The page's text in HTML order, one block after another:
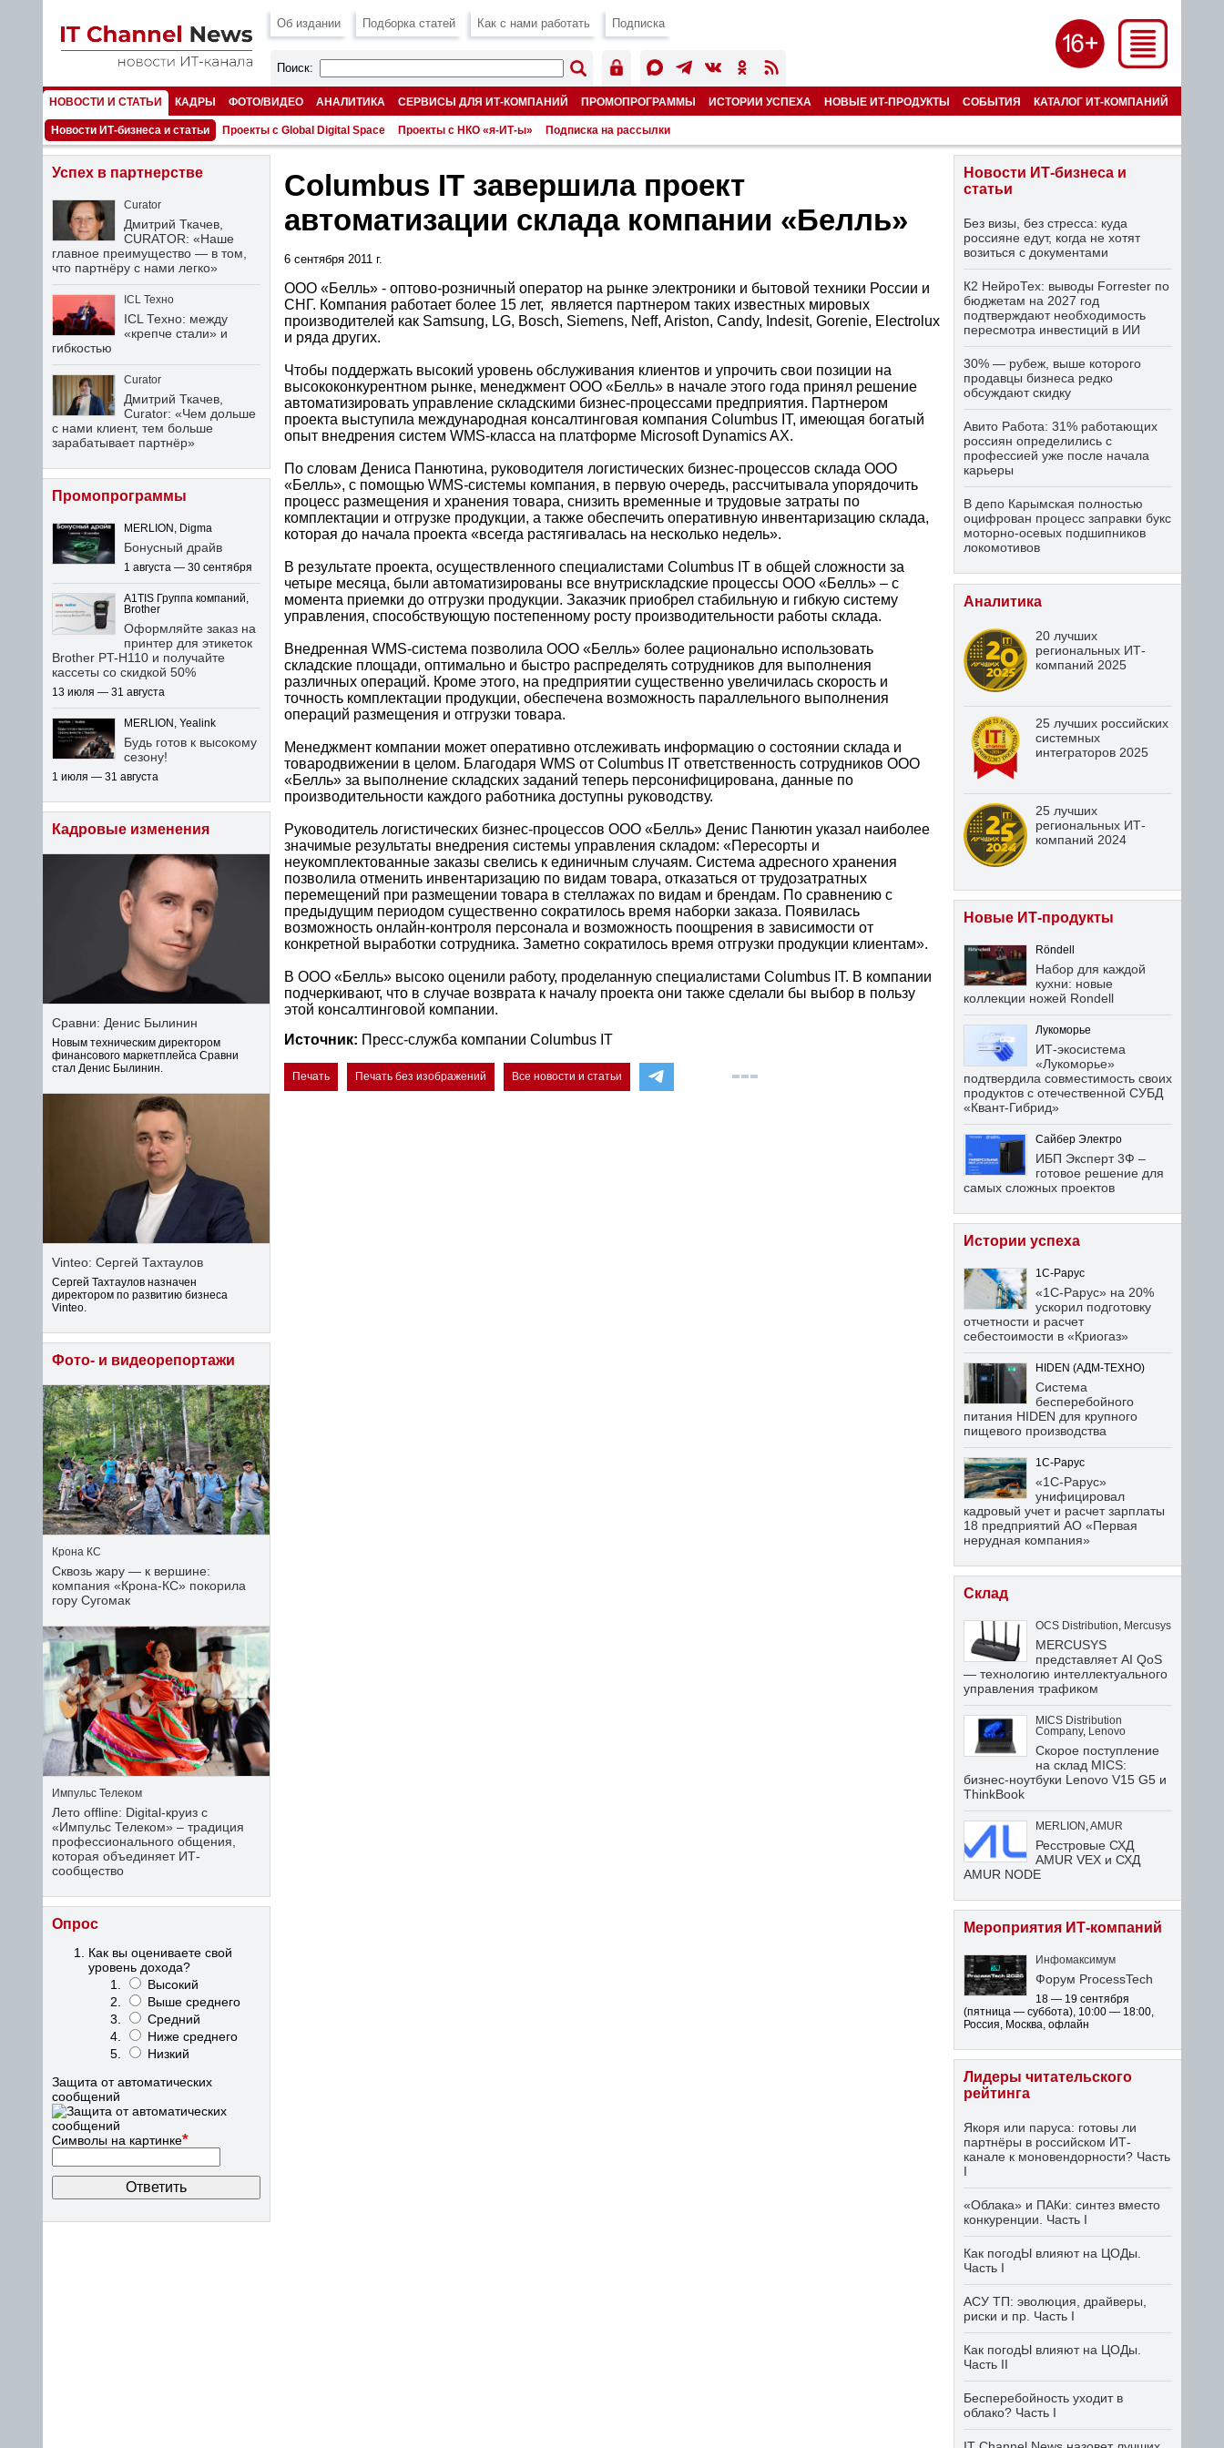
Об издании Подборка статей Как с нами работать Подписка
Поиск:
НОВОСТИ И СТАТЬИ КАДРЫ ФОТО/ВИДЕО АНАЛИТИКА СЕРВИСЫ ДЛЯ ИТ-КОМПАНИЙ ПРОМОПРОГРАММЫ ИСТОРИИ УСПЕХА НОВЫЕ ИТ-ПРОДУКТЫ СОБЫТИЯ КАТАЛОГ ИТ-КОМПАНИЙ
НОМЕРА
Новости ИТ-бизнеса и статьи Проекты с Global Digital Space Проекты с НКО «я-ИТ-ы» Подписка на рассылки
Columbus IT завершила проект
автоматизации склада компании «Белль»
6 сентября 2011 г.
ООО «Белль» - оптово-розничный оператор на рынке электроники и бытовой техники России и
СНГ. Компания работает более 15 лет, является партнером таких известных мировых
производителей как Samsung, LG, Bosch, Siemens, Neff, Ariston, Candy, Indesit, Gorenie, Electrolux
и ряда других.
Чтобы поддержать высокий уровень обслуживания клиентов и упрочить свои позиции на
высококонкурентном рынке, менеджмент ООО «Белль» в начале этого года принял решение
автоматизировать управление складскими бизнес-процессами предприятия. Партнером
проекта выступила международная консалтинговая компания Columbus IT, имеющая богатый
опыт внедрения систем WMS-класса на платформе Microsoft Dynamics AX.
По словам Дениса Панютина, руководителя логистических бизнес-процессов склада ООО
«Белль», с помощью WMS-системы компания, в первую очередь, рассчитывала упорядочить
процесс размещения и хранения товара, снизить временные и трудовые затраты по
комплектации и отгрузке продукции, а также обеспечить оперативную инвентаризацию склада,
которая до начала проекта «всегда растягивалась на несколько недель».
В результате проекта, осуществленного специалистами Columbus IT в общей сложности за
четыре месяца, были автоматизированы все внутрискладские процессы ООО «Белль» – с
момента приемки до отгрузки продукции. Заказчик приобрел стабильную и гибкую систему
управления, способствующую постепенному росту производительности работы склада.
Внедренная WMS-система позволила ООО «Белль» более рационально использовать
складские площади, оптимально и быстро распределять сотрудников для выполнения
различных операций. Кроме этого, на предприятии существенно увеличилась скорость и
точность комплектации продукции, обеспечена возможность параллельного выполнения
операций размещения и отгрузки товара.
Менеджмент компании может оперативно отслеживать информацию о состоянии склада и
товародвижении в целом. Благодаря WMS от Columbus IT ответственность сотрудников ООО
«Белль» за выполнение складских заданий теперь персонифицирована, данные по
производительности каждого работника доступны руководству.
Руководитель логистических бизнес-процессов ООО «Белль» Денис Панютин указал наиболее
значимые результаты внедрения системы управления складом: «Пересорты и
неукомплектованные заказы свелись к единичным случаям. Система адресного хранения
позволила отменить инвентаризацию по видам товара, отказаться от трудозатратных
перемещений при размещении товара в стеллажах по видам и брендам. По сравнению с
предыдущим периодом существенно сократилось время наборки заказа. Появилась
возможность онлайн-контроля персонала и возможность поощрения в зависимости от
конкретной выработки сотрудника. Заметно сократилось время отгрузки продукции клиентам».
В ООО «Белль» высоко оценили работу, проделанную специалистами Columbus IT. В компании
подчеркивают, что в случае возврата к началу проекта они также сделали бы выбор в пользу
этой консалтинговой компании.
Источник: Пресс-служба компании Columbus IT
Печать Печать без изображений Все новости и статьи
Успех в партнерстве
Curator
Дмитрий Ткачев,
CURATOR: «Наше
главное преимущество — в том,
что партнёру с нами легко»
ICL Техно
ICL Техно: между
«крепче стали» и
гибкостью
Curator
Дмитрий Ткачев,
Curator: «Чем дольше
с нами клиент, тем больше
зарабатывает партнёр»
Промопрограммы
MERLION, Digma
Бонусный драйв
1 августа — 30 сентября
A1TIS Группа компаний,
Brother
Оформляйте заказ на
принтер для этикеток
Brother PT-H110 и получайте
кассеты со скидкой 50%
13 июля — 31 августа
MERLION, Yealink
Будь готов к высокому
сезону!
1 июля — 31 августа
Кадровые изменения
Сравни: Денис Былинин
Новым техническим директором
финансового маркетплейса Сравни
стал Денис Былинин.
Vinteo: Сергей Тахтаулов
Сергей Тахтаулов назначен
директором по развитию бизнеса
Vinteo.
Фото- и видеорепортажи
Крона КС
Сквозь жару — к вершине:
компания «Крона‑КС» покорила
гору Сугомак
Импульс Телеком
Лето offline: Digital-круиз с
«Импульс Телеком» – традиция
профессионального общения,
которая объединяет ИТ-
сообщество
Опрос
Как вы оцениваете свой
уровень дохода?
Высокий
Выше среднего
Средний
Ниже среднего
Низкий
Защита от автоматических
сообщений
Символы на картинке*
Новости ИТ-бизнеса и
статьи
Без визы, без стресса: куда
россияне едут, когда не хотят
возиться с документами
К2 НейроТех: выводы Forrester по
бюджетам на 2027 год
подтверждают необходимость
пересмотра инвестиций в ИИ
30% — рубеж, выше которого
продавцы бизнеса редко
обсуждают скидку
Авито Работа: 31% работающих
россиян определились с
профессией уже после начала
карьеры
В депо Карымская полностью
оцифрован процесс заправки букс
моторно-осевых подшипников
локомотивов
Аналитика
20 лучших
региональных ИТ-
компаний 2025
25 лучших российских
системных
интеграторов 2025
25 лучших
региональных ИТ-
компаний 2024
Новые ИТ-продукты
Röndell
Набор для каждой
кухни: новые
коллекции ножей Rondell
Лукоморье
ИТ-экосистема
«Лукоморье»
подтвердила совместимость своих
продуктов с отечественной СУБД
«Квант-Гибрид»
Сайбер Электро
ИБП Эксперт 3Ф –
готовое решение для
самых сложных проектов
Истории успеха
1С-Рарус
«1С-Рарус» на 20%
ускорил подготовку
отчетности и расчет
себестоимости в «Криогаз»
HIDEN (АДМ-ТЕХНО)
Система
бесперебойного
питания HIDEN для крупного
пищевого производства
1С-Рарус
«1С-Рарус»
унифицировал
кадровый учет и расчет зарплаты
18 предприятий АО «Первая
нерудная компания»
Склад
OCS Distribution Mercusys
MERCUSYS
представляет AI QoS
— технологию интеллектуального
управления трафиком
MICS Distribution
Company, Lenovo
Скорое поступление
на склад MICS:
бизнес-ноутбуки Lenovo V15 G5 и
ThinkBook
MERLION AMUR
Ресстровые СХД
AMUR VEX и СХД
AMUR NODE
Мероприятия ИТ-компаний
Инфомаксимум
Форум ProcessTech
18 — 19 сентября
(пятница — суббота), 10:00 — 18:00,
Россия, Москва, офлайн
Лидеры читательского
рейтинга
Якоря или паруса: готовы ли
партнёры в российском ИТ-
канале к моновендорности? Часть
I
«Облака» и ПАКи: синтез вместо
конкуренции. Часть I
Как погодЫ влияют на ЦОДы.
Часть I
АСУ ТП: эволюция, драйверы,
риски и пр. Часть I
Как погодЫ влияют на ЦОДы.
Часть II
Бесперебойность уходит в
облако? Часть I